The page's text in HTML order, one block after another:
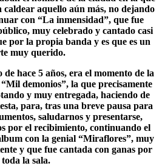
aquello aún más, no dejando
con “La inmensidad”, que fue
muy celebrado y cantado casi
por la propia banda y es que es un
muy querido.
hace 5 años, era el momento de la
demonios”, la que precisamente
y muy entregada, haciendo de
para, tras una breve pausa para
saludarnos y presentarse,
por el recibimiento, continuando el
con la genial “Miraflores”, muy
y que fue cantada con ganas por
toda la sala.